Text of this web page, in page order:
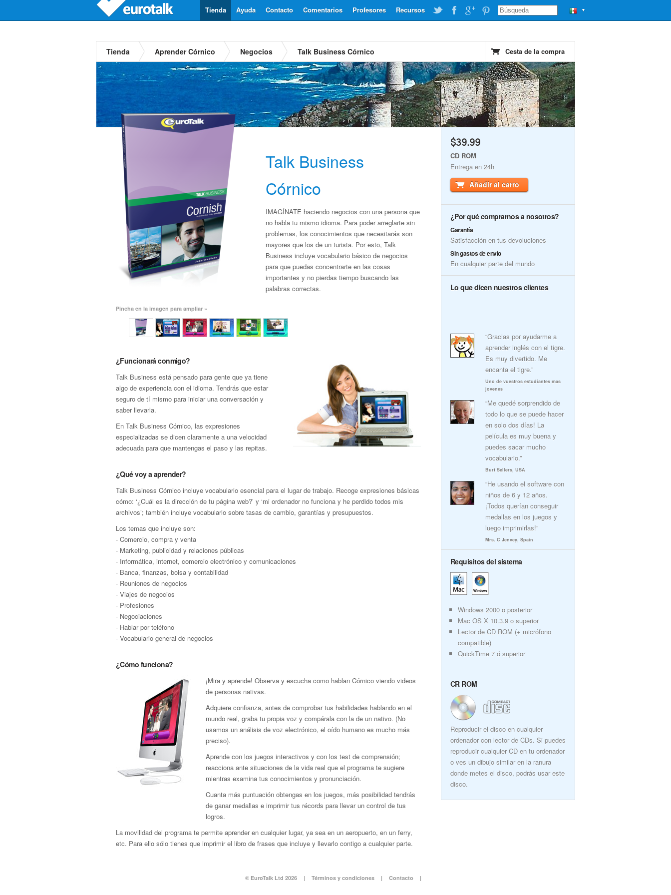
▼
Recursos
Profesores
Comentarios
Contacto
Ayuda
Tienda
Tienda Aprender Córnico Negocios Talk Business Córnico Cesta de la compra
Talk Business
Córnico
IMAGÍNATE haciendo negocios con una persona que
no habla tu mismo idioma. Para poder arreglarte sin
problemas, los conocimientos que necesitarás son
mayores que los de un turista. Por esto, Talk
Business incluye vocabulario básico de negocios
para que puedas concentrarte en las cosas
importantes y no pierdas tiempo buscando las
palabras correctas.
Pincha en la imagen para ampliar »
¿Funcionará conmigo?
Talk Business está pensado para gente que ya tiene
algo de experiencia con el idioma. Tendrás que estar
seguro de tí mismo para iniciar una conversación y
saber llevarla.
En Talk Business Córnico, las expresiones
especializadas se dicen claramente a una velocidad
adecuada para que mantengas el paso y las repitas.
¿Qué voy a aprender?
Talk Business Córnico incluye vocabulario esencial para el lugar de trabajo. Recoge expresiones básicas
cómo: ‘¿Cuál es la dirección de tu página web?’ y ‘mi ordenador no funciona y he perdido todos mis
archivos’; también incluye vocabulario sobre tasas de cambio, garantías y presupuestos.
Los temas que incluye son:
- Comercio, compra y venta
- Marketing, publicidad y relaciones públicas
- Informática, internet, comercio electrónico y comunicaciones
- Banca, finanzas, bolsa y contabilidad
- Reuniones de negocios
- Viajes de negocios
- Profesiones
- Negociaciones
- Hablar por teléfono
- Vocabulario general de negocios
¿Cómo funciona?
¡Mira y aprende! Observa y escucha como hablan Córnico viendo videos
de personas nativas.
Adquiere confianza, antes de comprobar tus habilidades hablando en el
mundo real, graba tu propia voz y compárala con la de un nativo. (No
usamos un análisis de voz electrónico, el oído humano es mucho más
preciso).
Aprende con los juegos interactivos y con los test de comprensión;
reacciona ante situaciones de la vida real que el programa te sugiere
mientras examina tus conocimientos y pronunciación.
Cuanta más puntuación obtengas en los juegos, más posibilidad tendrás
de ganar medallas e imprimir tus récords para llevar un control de tus
logros.
La movilidad del programa te permite aprender en cualquier lugar, ya sea en un aeropuerto, en un ferry,
etc. Para ello sólo tienes que imprimir el libro de frases que incluye y llevarlo contigo a cualquier parte.
$39.99
CD ROM
Entrega en 24h
Añadir al carro
¿Por qué comprarnos a nosotros?
Garantía
Satisfacción en tus devoluciones
Sin gastos de envío
En cualquier parte del mundo
Lo que dicen nuestros clientes
“Gracias por ayudarme a
aprender inglés con el tigre.
Es muy divertido. Me
encanta el tigre.”
Uno de vuestros estudiantes mas
jovenes
“Me quedé sorprendido de
todo lo que se puede hacer
en solo dos días! La
película es muy buena y
puedes sacar mucho
vocabulario.”
Burt Sellers, USA
“He usando el software con
niños de 6 y 12 años.
¡Todos querían conseguir
medallas en los juegos y
luego imprimirlas!”
Mrs. C Jenvey, Spain
Requisitos del sistema
Windows 2000 o posterior
Mac OS X 10.3.9 o superior
Lector de CD ROM (+ micrófono
compatible)
QuickTime 7 ó superior
CR ROM
Reproducir el disco en cualquier
ordenador con lector de CDs. Si puedes
reproducir cualquier CD en tu ordenador
o ves un dibujo similar en la ranura
donde metes el disco, podrás usar este
disco.
© EuroTalk Ltd 2026 | Términos y condiciones | Contacto |